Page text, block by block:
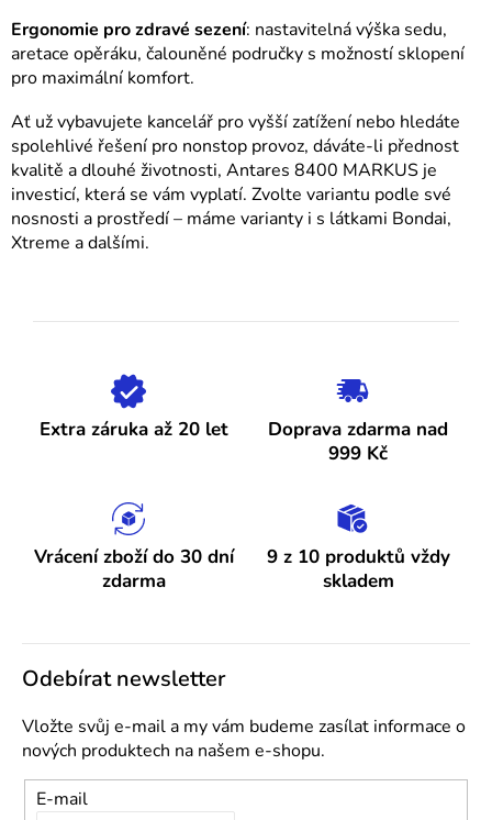
p
i
u
Ergonomie pro zdravé sezení: nastavitelná výška sedu,
aretace opěráku, čalouněné područky s možností sklopení
pro maximální komfort.
Ať už vybavujete kancelář pro vyšší zatížení nebo hledáte
spolehlivé řešení pro nonstop provoz, dáváte-li přednost
kvalitě a dlouhé životnosti, Antares 8400 MARKUS je
investicí, která se vám vyplatí. Zvolte variantu podle své
nosnosti a prostředí – máme varianty i s látkami Bondai,
Xtreme a dalšími.
Extra záruka až 20 let
Doprava zdarma nad
999 Kč
Vrácení zboží do 30 dní
zdarma
9 z 10 produktů vždy
skladem
Odebírat newsletter
Vložte svůj e-mail a my vám budeme zasílat informace o
nových produktech na našem e-shopu.
E-mail